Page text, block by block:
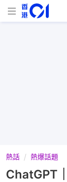
熱話 熱爆話題
ChatGPT